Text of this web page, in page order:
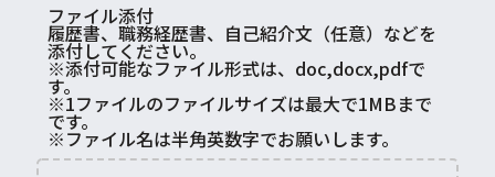
ファイル添付
履歴書、職務経歴書、自己紹介文（任意）などを
添付してください。
※添付可能なファイル形式は、doc,docx,pdfで
す。
※1ファイルのファイルサイズは最大で1MBまで
です。
※ファイル名は半角英数字でお願いします。